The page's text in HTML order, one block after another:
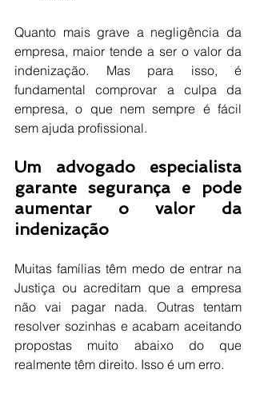
Quanto mais grave a negligência da
empresa, maior tende a ser o valor da
indenização. Mas para isso, é
fundamental comprovar a culpa da
empresa, o que nem sempre é fácil
sem ajuda profissional.
Um advogado especialista
garante segurança e pode
aumentar o valor da
indenização
Muitas famílias têm medo de entrar na
Justiça ou acreditam que a empresa
não vai pagar nada. Outras tentam
resolver sozinhas e acabam aceitando
propostas muito abaixo do que
realmente têm direito. Isso é um erro.